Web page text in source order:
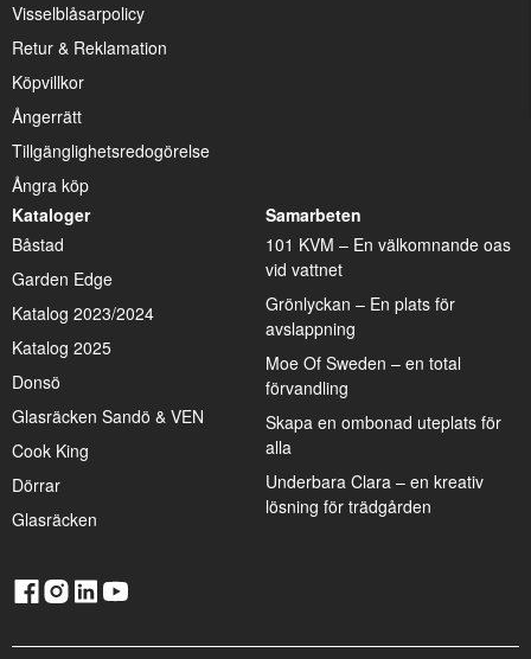
Visselblåsarpolicy
Retur & Reklamation
Köpvillkor
Ångerrätt
Tillgänglighetsredogörelse
Ångra köp
Kataloger
Båstad
Garden Edge
Katalog 2023/2024
Katalog 2025
Donsö
Glasräcken Sandö & VEN
Cook King
Dörrar
Glasräcken
Samarbeten
101 KVM – En välkomnande oas
vid vattnet
Grönlyckan – En plats för
avslappning
Moe Of Sweden – en total
förvandling
Skapa en ombonad uteplats för
alla
Underbara Clara – en kreativ
lösning för trädgården